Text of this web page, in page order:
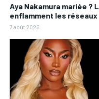
Aya Nakamura mariée ?
enflamment les
7 août 2026